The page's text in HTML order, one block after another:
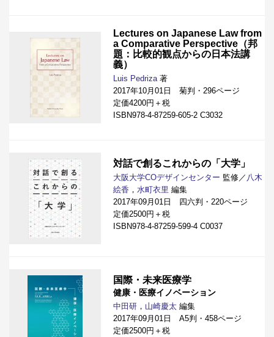
Lectures on Japanese Law from
a Comparative Perspective（邦
題：比較的観点からの日本法講
義）
Luis Pedriza 著
2017年10月01日 菊判・296ページ
定価4200円＋税
ISBN978-4-87259-605-2 C3032
対話で創るこれからの「大学」
大阪大学COデザインセンター 監修／ 八木
絵香 ， 水町衣里 編集
2017年09月01日 四六判・220ページ
定価2500円＋税
ISBN978-4-87259-599-4 C0037
国際・未来医療学
健康・医療イノベーション
中田研 ， 山崎慶太 編集
2017年09月01日 A5判・458ページ
定価2500円＋税